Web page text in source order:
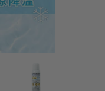
士護膚、
敦眼藥水
的需要。